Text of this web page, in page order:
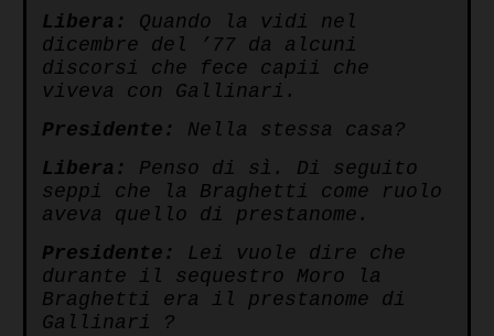
Libera:
Quando la vidi nel
dicembre del ’77 da alcuni
discorsi che fece capii che
viveva con Gallinari.
Presidente:
Nella stessa casa?
Libera:
Penso di sì. Di seguito
seppi che la Braghetti come ruolo
aveva quello di prestanome.
Presidente:
Lei vuole dire che
durante il sequestro Moro la
Braghetti era il prestanome di
Gallinari ?